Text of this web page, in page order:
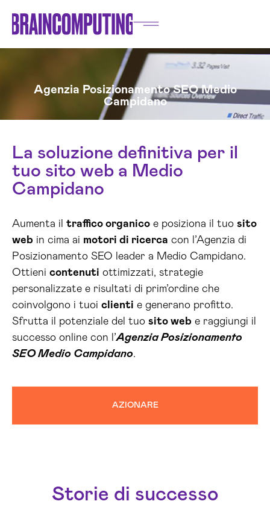
Agenzia Posizionamento SEO Medio
Campidano
La soluzione definitiva per il
tuo sito web a Medio
Campidano
Aumenta il traffico organico e posiziona il tuo sito
web in cima ai motori di ricerca con l’Agenzia di
Posizionamento SEO leader a Medio Campidano.
Ottieni contenuti ottimizzati, strategie
personalizzate e risultati di prim’ordine che
coinvolgono i tuoi clienti e generano profitto.
Sfrutta il potenziale del tuo sito web e raggiungi il
successo online con l’Agenzia Posizionamento
SEO Medio Campidano.
AZIONARE
Storie di successo